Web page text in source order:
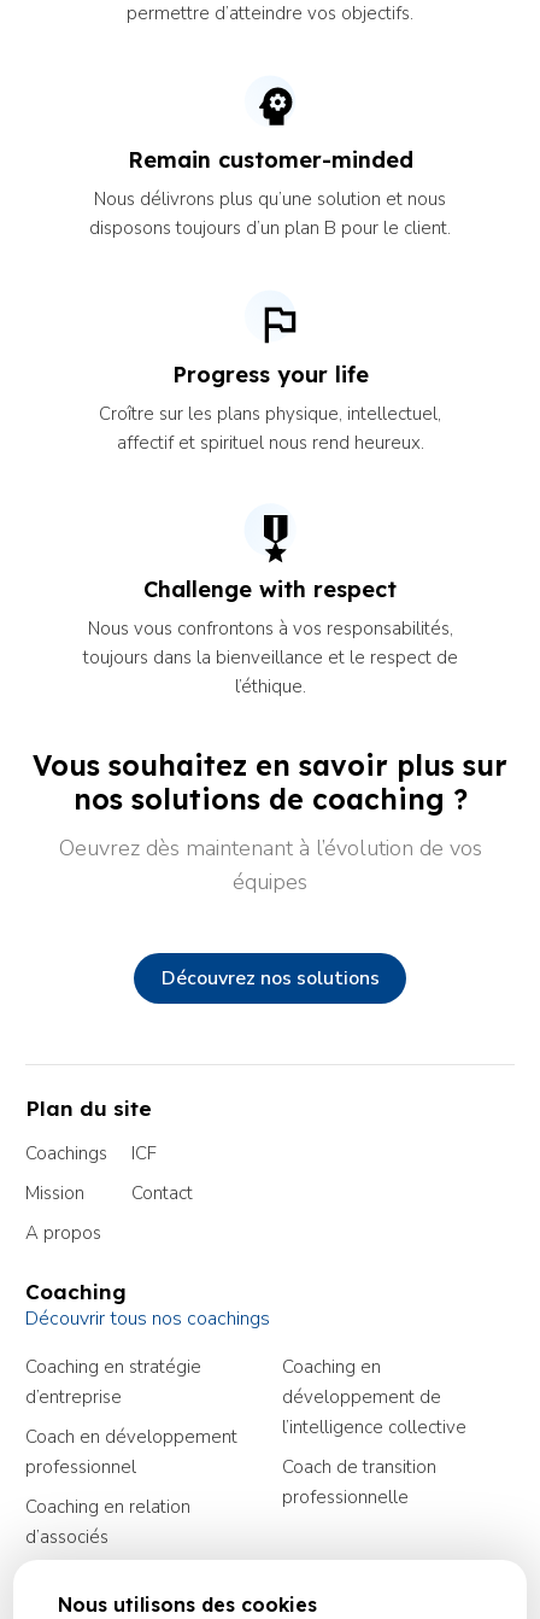
permettre d’atteindre vos objectifs.
Remain customer-minded
Nous délivrons plus qu’une solution et nous
disposons toujours d’un plan B pour le client.
Progress your life
Croître sur les plans physique, intellectuel,
affectif et spirituel nous rend heureux.
Challenge with respect
Nous vous confrontons à vos responsabilités,
toujours dans la bienveillance et le respect de
l’éthique.
Vous souhaitez en savoir plus sur
nos solutions de coaching ?
Oeuvrez dès maintenant à l’évolution de vos
équipes
Découvrez nos solutions
de
page
Plan du site
Menu
de
navigation
pieds
page
Coachings
Mission
A propos
ICF
Contact
Coaching
Découvrir tous nos coachings
Menu
de
navigation
des
coachings
Coaching en stratégie
d’entreprise
Coach en développement
professionnel
Coaching en relation
d’associés
Coaching en
développement de
l’intelligence collective
Coach de transition
professionnelle
Ressources
Nous utilisons des cookies